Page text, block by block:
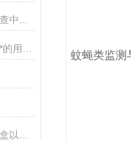
蚊蝇类监测